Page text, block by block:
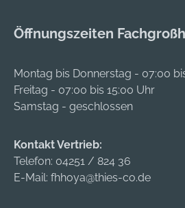
Öffnungszeiten
Montag bis Donnerstag - 07:00
Freitag - 07:00 bis 15:00 Uhr
Samstag - geschlossen
Kontakt Vertrieb:
Telefon: 04251 / 824 36
E-Mail: fhhoya@thies-co.de